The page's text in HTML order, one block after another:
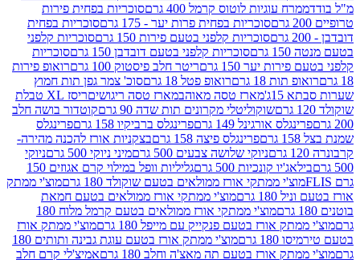
עוגיות לוטוס קרמל 400 גרם
סוכריות בפחית פירות
סוכריות בפחית פרות יער - 175 גרם
סוכריות בפחית
סוכריות קלפני בטעם פירות 150 גרם
סוכריות קלפני
סוכריות קלפני בטעם דובדבן 150 גרם
סוכריות
יער 150 גרם
ריטר חלב פיסטוק 100 גרם
רואופ פירות
תות 18 גרם
רואופ פטל 18 גרם
סוכ' צמר גפן תות חמוץ
מארז טסה מאוהב מארז טסה ריגושים
ריסז XL טבלת
שוקוליטלי מקרונים תות שדה 90 גרם
קוטדור בושה חלב
אורגינל 149 גרם
פרינגלס ברביקיו 158 גרם
פרינגלס
פרינגלס פיצה 158 גרם
בצקניות אורז להכנה מהירה-
ניוקי שלושה צבעים 500 גרם
מיני ניוקי 500 גרם
ניוקי
קונכיות 500 גרם
גליליות וופל במילוי קרם אגוזים 150
ממתקי אורז ממולאים בטעם שוקולד 180 גרם
מוצ'י ממתק
גרם
מוצ'י ממתקי אורז ממולאים בטעם חמאת
מוצ'י ממתקי אורז ממולאים בטעם קרמל מלוח 180
אורז בטעם פנקייק עם מייפל 180 גרם
מוצ'י ממתק אורז
גרם
מוצ'י ממתק אורז בטעם עוגת גבינה ותותים 180
אורז בטעם תה מאצ'ה וחלב 180 גרם
אמיצ'לי קרם חלב